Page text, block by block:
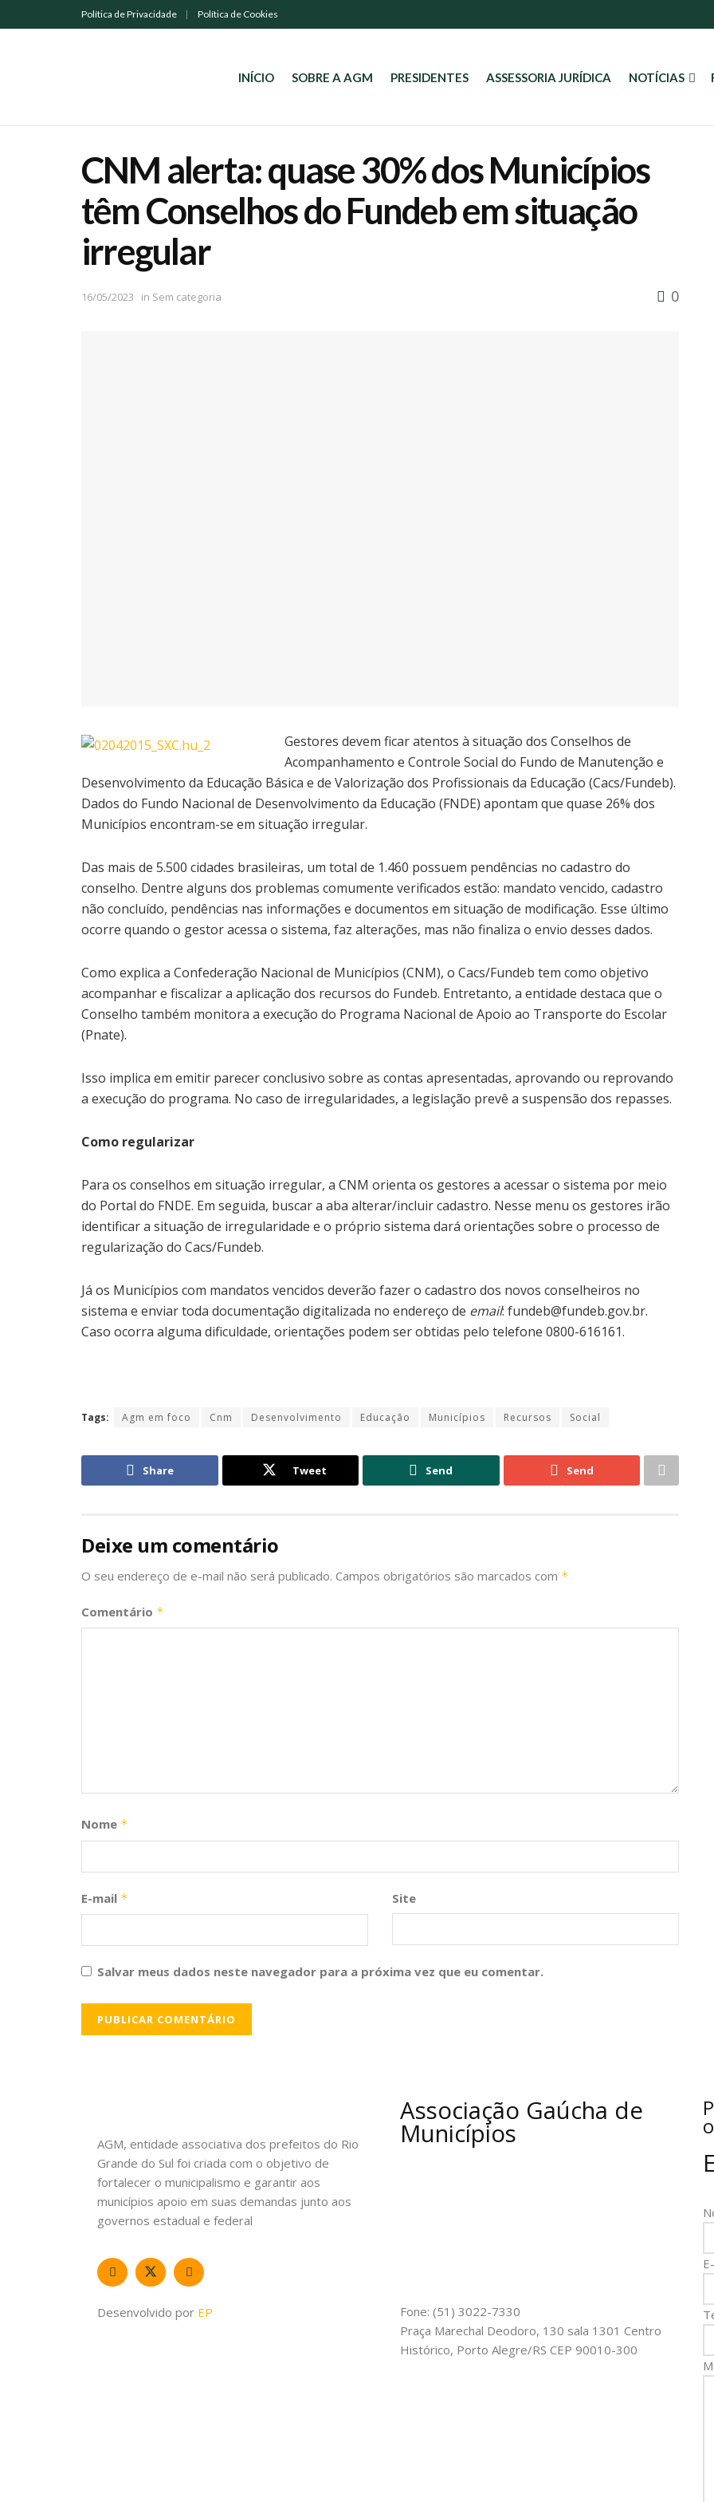
Política de Privacidade Política de Cookies
INÍCIO SOBRE A AGM PRESIDENTES ASSESSORIA JURÍDICA NOTÍCIAS
CNM alerta: quase 30% dos Municípios
têm Conselhos do Fundeb em situação
irregular
16/05/2023 in Sem categoria 0
Gestores devem ficar atentos à situação dos Conselhos de
Acompanhamento e Controle Social do Fundo de Manutenção e
Desenvolvimento da Educação Básica e de Valorização dos Profissionais da Educação (Cacs/Fundeb).
Dados do Fundo Nacional de Desenvolvimento da Educação (FNDE) apontam que quase 26% dos
Municípios encontram-se em situação irregular.
Das mais de 5.500 cidades brasileiras, um total de 1.460 possuem pendências no cadastro do
conselho. Dentre alguns dos problemas comumente verificados estão: mandato vencido, cadastro
não concluído, pendências nas informações e documentos em situação de modificação. Esse último
ocorre quando o gestor acessa o sistema, faz alterações, mas não finaliza o envio desses dados.
Como explica a Confederação Nacional de Municípios (CNM), o Cacs/Fundeb tem como objetivo
acompanhar e fiscalizar a aplicação dos recursos do Fundeb. Entretanto, a entidade destaca que o
Conselho também monitora a execução do Programa Nacional de Apoio ao Transporte do Escolar
(Pnate).
Isso implica em emitir parecer conclusivo sobre as contas apresentadas, aprovando ou reprovando
a execução do programa. No caso de irregularidades, a legislação prevê a suspensão dos repasses.
Como regularizar
Para os conselhos em situação irregular, a CNM orienta os gestores a acessar o sistema por meio
do Portal do FNDE. Em seguida, buscar a aba alterar/incluir cadastro. Nesse menu os gestores irão
identificar a situação de irregularidade e o próprio sistema dará orientações sobre o processo de
regularização do Cacs/Fundeb.
Já os Municípios com mandatos vencidos deverão fazer o cadastro dos novos conselheiros no
sistema e enviar toda documentação digitalizada no endereço de email: fundeb@fundeb.gov.br.
Caso ocorra alguma dificuldade, orientações podem ser obtidas pelo telefone 0800-616161.
Tags: Agm em foco Cnm Desenvolvimento Educação Municípios Recursos Social
Share Tweet Send Send
Deixe um comentário
O seu endereço de e-mail não será publicado. Campos obrigatórios são marcados com *
Comentário *
Nome *
E-mail * Site
Salvar meus dados neste navegador para a próxima vez que eu comentar.
AGM, entidade associativa dos prefeitos do Rio
Grande do Sul foi criada com o objetivo de
fortalecer o municipalismo e garantir aos
municípios apoio em suas demandas junto aos
governos estadual e federal
Desenvolvido por EP
Associação Gaúcha de
Municípios
Fone: (51) 3022-7330
Praça Marechal Deodoro, 130 sala 1301 Centro
Histórico, Porto Alegre/RS CEP 90010-300